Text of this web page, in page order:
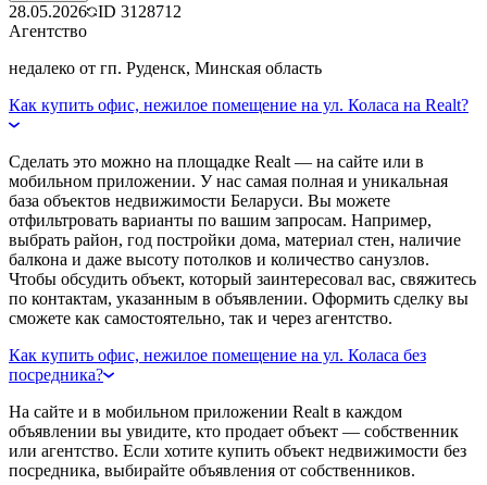
28.05.2026 ID 3128712
Агентство
недалеко от гп. Руденск, Минская область
Как купить офис, нежилое помещение на ул. Коласа на Realt?
Сделать это можно на площадке Realt — на сайте или в
мобильном приложении. У нас самая полная и уникальная
база объектов недвижимости Беларуси. Вы можете
отфильтровать варианты по вашим запросам. Например,
выбрать район, год постройки дома, материал стен, наличие
балкона и даже высоту потолков и количество санузлов.
Чтобы обсудить объект, который заинтересовал вас, свяжитесь
по контактам, указанным в объявлении. Оформить сделку вы
сможете как самостоятельно, так и через агентство.
Как купить офис, нежилое помещение на ул. Коласа без
посредника?
На сайте и в мобильном приложении Realt в каждом
объявлении вы увидите, кто продает объект — собственник
или агентство. Если хотите купить объект недвижимости без
посредника, выбирайте объявления от собственников.